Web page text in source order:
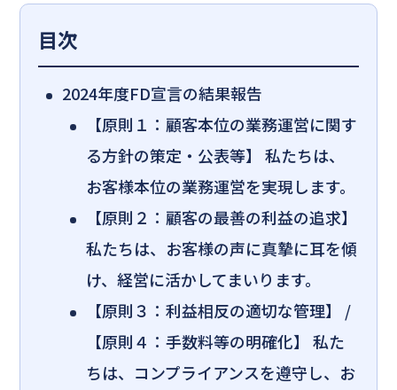
目次
2024年度FD宣言の結果報告
【原則１：顧客本位の業務運営に関す
る方針の策定・公表等】 私たちは、
お客様本位の業務運営を実現します。
【原則２：顧客の最善の利益の追求】
私たちは、お客様の声に真摯に耳を傾
け、経営に活かしてまいります。
【原則３：利益相反の適切な管理】 /
【原則４：手数料等の明確化】 私た
ちは、コンプライアンスを遵守し、お